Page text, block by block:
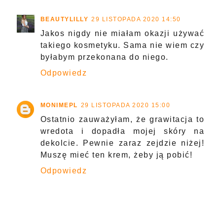
BEAUTYLILLY 29 LISTOPADA 2020 14:50
Jakos nigdy nie miałam okazji używać
takiego kosmetyku. Sama nie wiem czy
byłabym przekonana do niego.
Odpowiedz
MONIMEPL 29 LISTOPADA 2020 15:00
Ostatnio zauważyłam, że grawitacja to
wredota i dopadła mojej skóry na
dekolcie. Pewnie zaraz zejdzie niżej!
Muszę mieć ten krem, żeby ją pobić!
Odpowiedz